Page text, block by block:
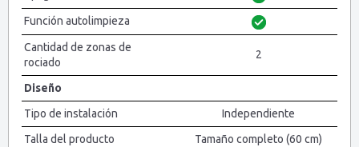
Función autolimpieza
Cantidad de zonas de
rociado
2
Diseño
Tipo de instalación
Independiente
Talla del producto
Tamaño completo (60 cm)